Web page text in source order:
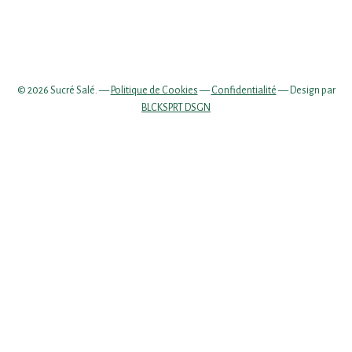
© 2026 Sucré Salé. — Politique de Cookies—Confidentialité— Design par
BLCKSPRT DSGN